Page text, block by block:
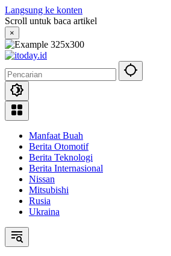
Langsung ke konten
Scroll untuk baca artikel
×
Manfaat Buah
Berita Otomotif
Berita Teknologi
Berita Internasional
Nissan
Mitsubishi
Rusia
Ukraina